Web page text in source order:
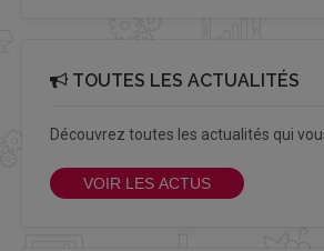
TOUTES LES ACTUALITÉS
Découvrez toutes les actualités qui
VOIR LES ACTUS